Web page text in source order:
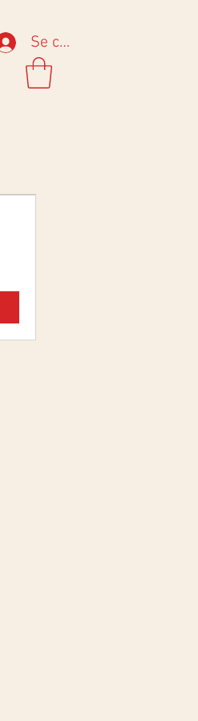
Se connecter